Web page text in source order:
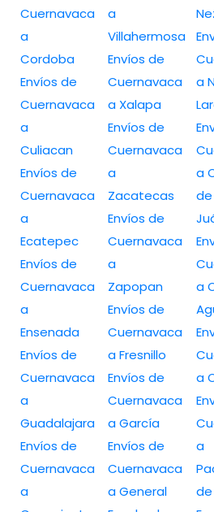
Cuernavaca
a
Cordoba
Envíos de
Cuernavaca
a
Culiacan
Envíos de
Cuernavaca
a
Ecatepec
Envíos de
Cuernavaca
a
Ensenada
Envíos de
Cuernavaca
a
Guadalajara
Envíos de
Cuernavaca
a
a
Villahermosa
Envíos de
Cuernavaca
a Xalapa
Envíos de
Cuernavaca
a
Zacatecas
Envíos de
Cuernavaca
a
Zapopan
Envíos de
Cuernavaca
a Fresnillo
Envíos de
Cuernavaca
a García
Envíos de
Cuernavaca
a General
a
a
de
a
a
a